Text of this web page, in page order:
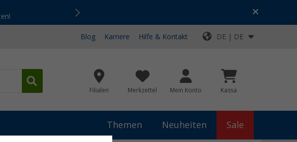
Top-Deals für dein Abenteuer!
Blog Karriere Hilfe & Kontakt DE | DE
Filialen Merkzettel Mein Konto Kassa
Themen Neuheiten Sale